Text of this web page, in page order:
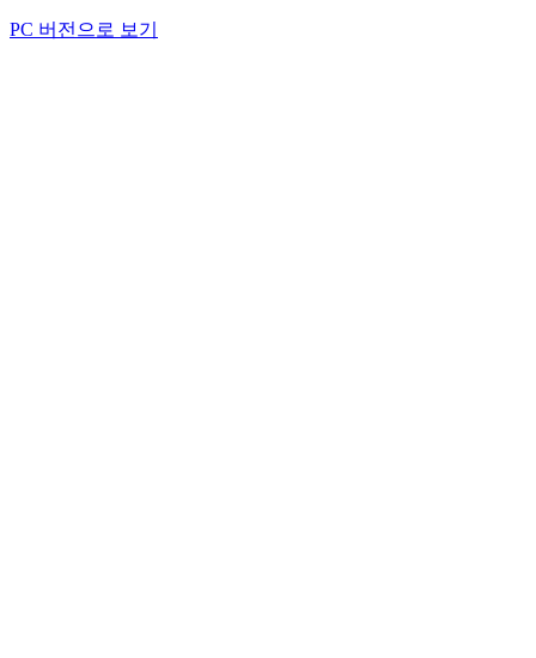
PC 버전으로 보기